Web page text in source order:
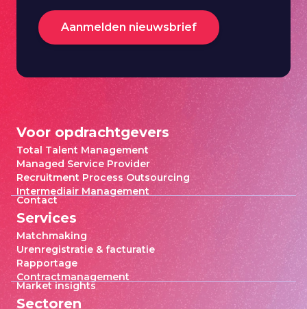
Aanmelden nieuwsbrief
Voor opdrachtgevers
Total Talent Management
Managed Service Provider
Recruitment Process Outsourcing
Intermediair Management
Contact
Services
Matchmaking
Urenregistratie & facturatie
Rapportage
Contractmanagement
Market insights
Sectoren